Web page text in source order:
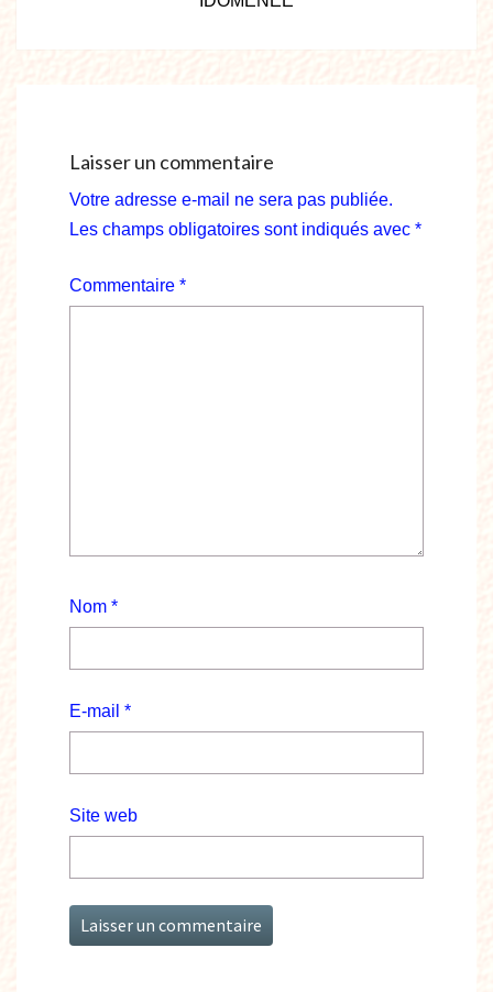
Laisser un commentaire
Votre adresse e-mail ne sera pas publiée.
Les champs obligatoires sont indiqués avec *
Commentaire *
Nom *
E-mail *
Site web